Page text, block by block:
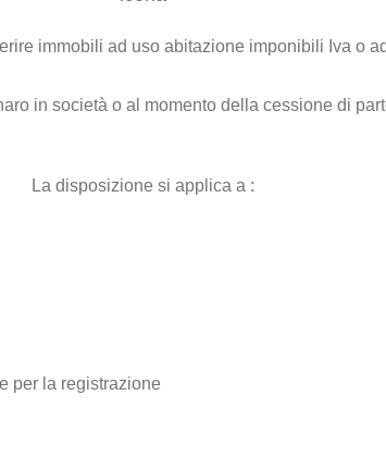
immobili ad uso abitazione imponibili Iva o
in società o al momento della cessione di
La disposizione si applica a :
per la registrazione